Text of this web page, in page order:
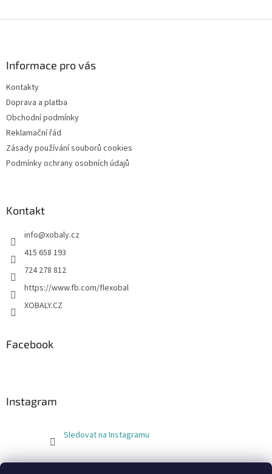
Informace pro vás
Kontakty
Doprava a platba
Obchodní podmínky
Reklamační řád
Zásady používání souborů cookies
Podmínky ochrany osobních údajů
Kontakt
info@xobaly.cz
415 658 193
724 278 812
https://www.fb.com/flexobal
XOBALY.CZ
Facebook
Instagram
Sledovat na Instagramu